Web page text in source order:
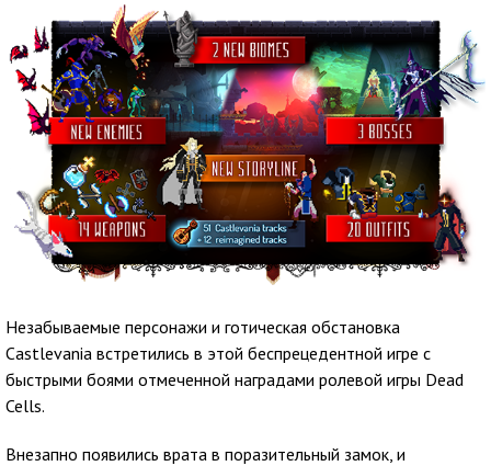
Незабываемые персонажи и готическая обстановка
Castlevania встретились в этой беспрецедентной игре с
быстрыми боями отмеченной наградами ролевой игры Dead
Cells.
Внезапно появились врата в поразительный замок, и